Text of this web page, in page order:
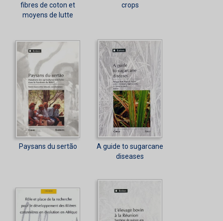
fibres de coton et
moyens de lutte
crops
Paysans du sertão
A guide to sugarcane
diseases